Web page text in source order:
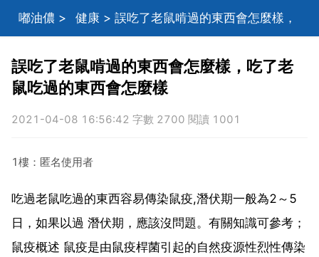
嘟油儂 > 健康 > 誤吃了老鼠啃過的東西會怎麼樣，
誤吃了老鼠啃過的東西會怎麼樣，吃了老
鼠吃過的東西會怎麼樣
2021-04-08 16:56:42 字數 2700 閱讀 1001
1樓：匿名使用者
吃過老鼠吃過的東西容易傳染鼠疫,潛伏期一般為2～5
日，如果以過 潛伏期，應該沒問題。有關知識可參考；
鼠疫概述 鼠疫是由鼠疫桿菌引起的自然疫源性烈性傳染